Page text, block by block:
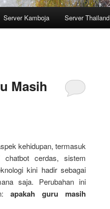
Server Kamboja Server Thailand
Masih
kehidupan, termasuk
chatbot cerdas, sistem
kini hadir sebagai
saja. Perubahan ini
apakah guru masih